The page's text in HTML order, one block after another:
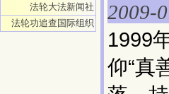
法轮大法新闻社
法轮功追查国际组织
2009-
1999
仰“真